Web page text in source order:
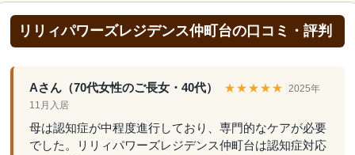
リリィパワーズレジデンス仲町台の口コミ・評判
Aさん（70代女性のご長女・40代） ★★★★★ 2025年
11月入居
母は認知症が中程度進行しており、専門的なケアが必要
でした。リリィパワーズレジデンス仲町台は認知症対応